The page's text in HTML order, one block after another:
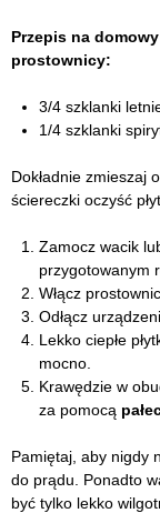
Przepis na
prostownicy:
3/4 szklanki
1/4 szklanki
Dokładnie zmieszaj
ściereczki oczyść
Zamocz wacik
przygotowanym
Włącz
Odłącz
Lekko ciepłe
mocno.
Krawędzie w
za pomocą
Pamiętaj, aby nigdy
do prądu. Ponadto
być tylko lekko